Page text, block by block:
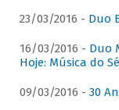
23/03/2016 - Duo
16/03/2016 - Duo
Hoje: Música do
09/03/2016 - 30